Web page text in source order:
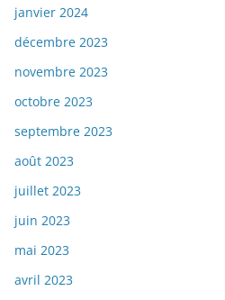
janvier 2024
décembre 2023
novembre 2023
octobre 2023
septembre 2023
août 2023
juillet 2023
juin 2023
mai 2023
avril 2023